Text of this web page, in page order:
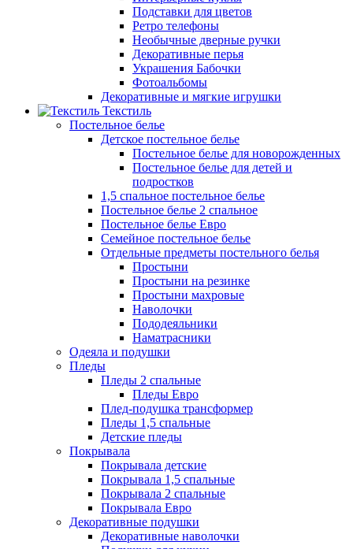
Подставки для цветов
Ретро телефоны
Необычные дверные ручки
Декоративные перья
Украшения Бабочки
Фотоальбомы
Декоративные и мягкие игрушки
Текстиль
Постельное белье
Детское постельное белье
Постельное белье для новорожденных
Постельное белье для детей и
подростков
1,5 спальное постельное белье
Постельное белье 2 спальное
Постельное белье Евро
Семейное постельное белье
Отдельные предметы постельного белья
Простыни
Простыни на резинке
Простыни махровые
Наволочки
Пододеяльники
Наматрасники
Одеяла и подушки
Пледы
Пледы 2 спальные
Пледы Евро
Плед-подушка трансформер
Пледы 1,5 спальные
Детские пледы
Покрывала
Покрывала детские
Покрывала 1,5 спальные
Покрывала 2 спальные
Покрывала Евро
Декоративные подушки
Декоративные наволочки